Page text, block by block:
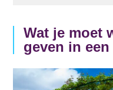
Wat je moet
geven in